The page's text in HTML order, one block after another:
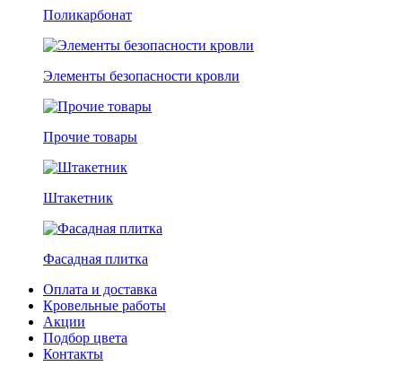
Поликарбонат
Элементы безопасности кровли
Прочие товары
Штакетник
Фасадная плитка
Оплата и доставка
Кровельные работы
Акции
Подбор цвета
Контакты